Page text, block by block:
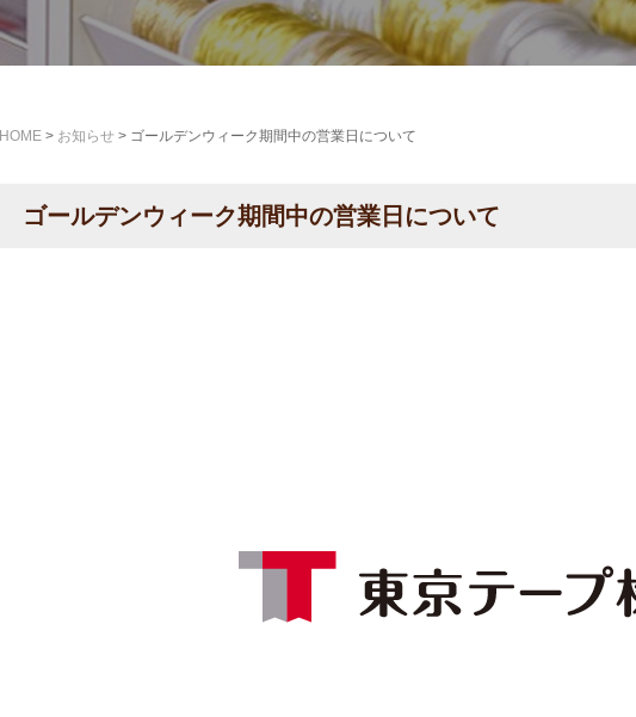
HOME > お知らせ > ゴールデンウィーク期間中の営業日について
ゴールデンウィーク期間中の営業日について